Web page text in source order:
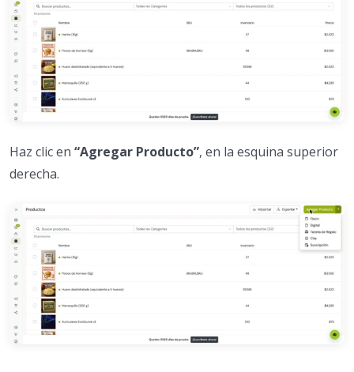
Haz clic en “Agregar Producto”, en la esquina superior
derecha.